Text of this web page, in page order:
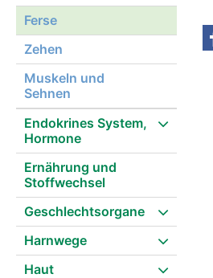
Ferse
Zehen
Muskeln und
Sehnen
Endokrines System,
Hormone
Ernährung und
Stoffwechsel
Geschlechtsorgane
Harnwege
Haut